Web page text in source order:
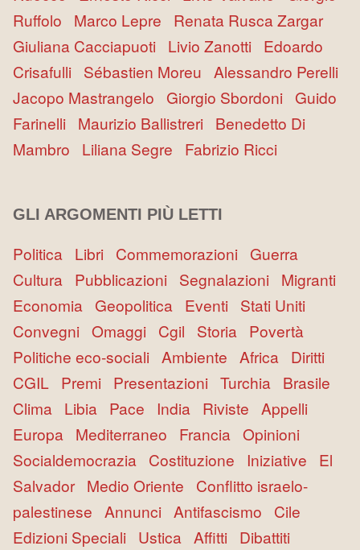
Ruffolo
Marco Lepre
Renata Rusca Zargar
Giuliana Cacciapuoti Livio Zanotti Edoardo
Crisafulli Sébastien Moreu Alessandro Perelli
Jacopo Mastrangelo
Giorgio Sbordoni Guido
Farinelli Maurizio Ballistreri Benedetto Di
Mambro
Liliana Segre Fabrizio Ricci
GLI ARGOMENTI PIÙ LETTI
Politica Libri Commemorazioni Guerra
Cultura Pubblicazioni Segnalazioni Migranti
Economia Geopolitica Eventi Stati Uniti
Convegni Omaggi Cgil Storia Povertà
Politiche eco-sociali Ambiente Africa Diritti
CGIL Premi Presentazioni Turchia Brasile
Clima Libia Pace India Riviste Appelli
Europa Mediterraneo Francia Opinioni
Socialdemocrazia Costituzione Iniziative El
Salvador Medio Oriente Conflitto israelo-
palestinese Annunci Antifascismo Cile
Edizioni Speciali Ustica Affitti Dibattiti